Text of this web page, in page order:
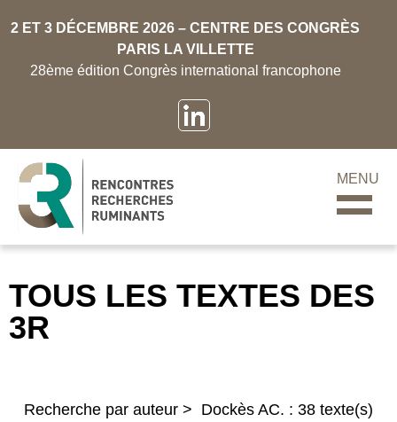
2 ET 3 DÉCEMBRE 2026 – CENTRE DES CONGRÈS
PARIS LA VILLETTE
28ème édition Congrès international francophone
MENU
TOUS LES TEXTES DES
3R
Recherche par auteur > Dockès AC. : 38 texte(s)